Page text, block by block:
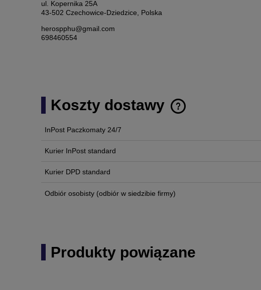
ul. Kopernika 25A
43-502 Czechowice-Dziedzice, Polska
herospphu@gmail.com
698460554
Koszty dostawy
InPost Paczkomaty 24/7
Kurier InPost standard
Kurier DPD standard
Odbiór osobisty (odbiór w siedzibie firmy)
Produkty powiązane